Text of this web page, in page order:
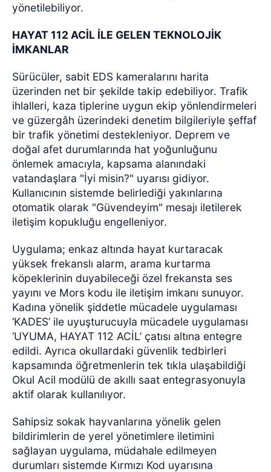
yönetilebiliyor.
HAYAT 112 ACİL İLE GELEN TEKNOLOJİK
İMKANLAR
Sürücüler, sabit EDS kameralarını harita
üzerinden net bir şekilde takip edebiliyor. Trafik
ihlalleri, kaza tiplerine uygun ekip yönlendirmeleri
ve güzergâh üzerindeki denetim bilgileriyle şeffaf
bir trafik yönetimi destekleniyor. Deprem ve
doğal afet durumlarında hat yoğunluğunu
önlemek amacıyla, kapsama alanındaki
vatandaşlara "İyi misin?" uyarısı gidiyor.
Kullanıcının sistemde belirlediği yakınlarına
otomatik olarak "Güvendeyim" mesajı iletilerek
iletişim kopukluğu engelleniyor.
Uygulama; enkaz altında hayat kurtaracak
yüksek frekanslı alarm, arama kurtarma
köpeklerinin duyabileceği özel frekansta ses
yayını ve Mors kodu ile iletişim imkanı sunuyor.
Kadına yönelik şiddetle mücadele uygulaması
‘KADES’ ile uyuşturucuyla mücadele uygulaması
‘UYUMA, HAYAT 112 ACİL’ çatısı altına entegre
edildi. Ayrıca okullardaki güvenlik tedbirleri
kapsamında öğretmenlerin tek tıkla ulaşabildiği
Okul Acil modülü de akıllı saat entegrasyonuyla
aktif olarak kullanılıyor.
Sahipsiz sokak hayvanlarına yönelik gelen
bildirimlerin de yerel yönetimlere iletimini
sağlayan uygulama, müdahale edilmeyen
durumları sistemde Kırmızı Kod uyarısına